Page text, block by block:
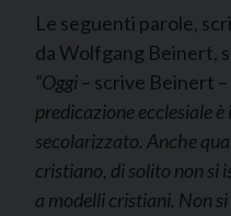
Le seguenti parole,
da Wolfgang Beinert,
“Oggi– scrive Beinert –
predicazione ecclesiale
secolarizzato. Anche
cristiano, di solito non si
a modelli cristiani. Non